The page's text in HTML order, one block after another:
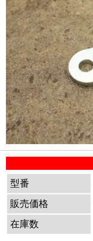
型番
販売価格
在庫数